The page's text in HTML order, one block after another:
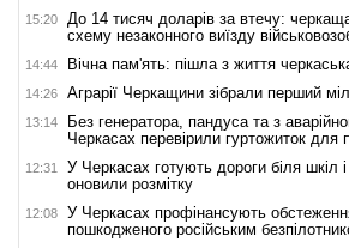
15:20
До 14 тисяч доларів за втечу:
схему незаконного виїзду
14:44 Вічна пам'ять: пішла з життя
14:26 Аграрії Черкащини зібрали перший
13:14
Без генератора, пандуса та з
Черкасах перевірили гуртожиток для
12:31
У Черкасах готують дороги біля шкіл
оновили розмітку
12:08
У Черкасах профінансують
пошкодженого російським